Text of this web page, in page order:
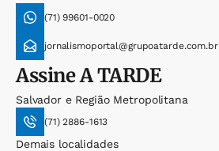
(71) 99601-0020
jornalismoportal@grupoatarde.com.br
AssineA TARDE
Salvador e Região Metropolitana
(71) 2886-1613
Demais localidades